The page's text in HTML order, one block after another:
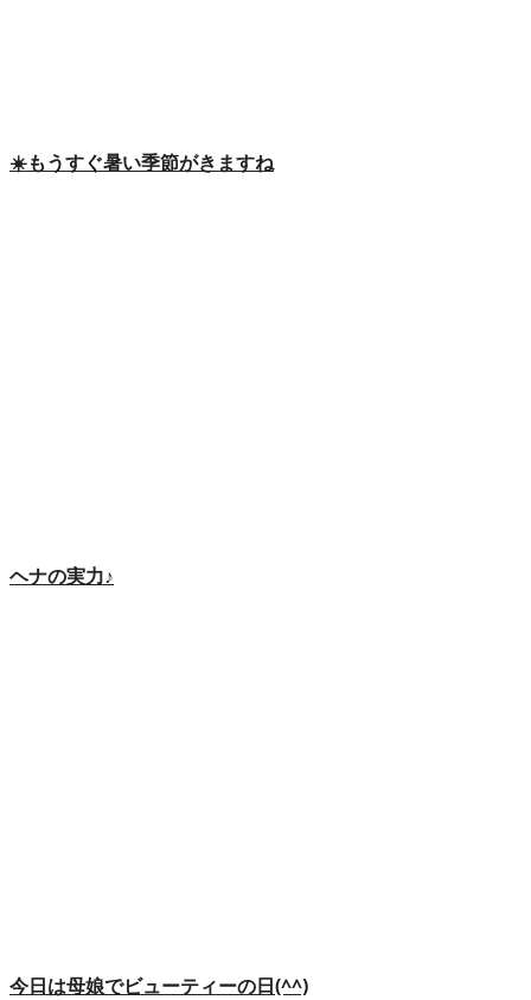
☀️もうすぐ暑い季節がきますね
ヘナの実力♪
今日は母娘でビューティーの日(^^)